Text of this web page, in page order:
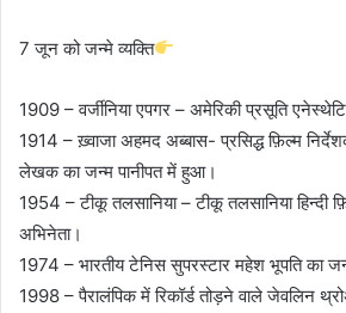
7 जून को जन्मे व्यक्ति
1909 – वर्जीनिया एपगर – अमेरिकी प्रसूति
1914 – ख़्वाजा अहमद अब्बास- प्रसिद्ध फ़िल्म
लेखक का जन्म पानीपत में हुआ।
1954 – टीकू तलसानिया – टीकू तलसानिया हिन्दी
अभिनेता।
1974 – भारतीय टेनिस सुपरस्टार महेश भूपति का
1998 – पैरालंपिक में रिकॉर्ड तोड़ने वाले जेवलिन